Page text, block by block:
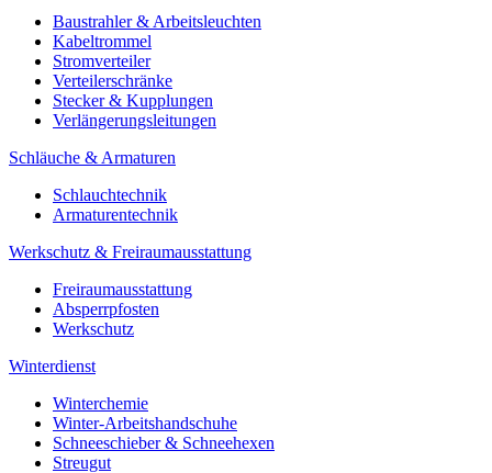
Baustrahler & Arbeitsleuchten
Kabeltrommel
Stromverteiler
Verteilerschränke
Stecker & Kupplungen
Verlängerungs­leitungen
Schläuche & Armaturen
Schlauchtechnik
Armaturentechnik
Werkschutz & Freiraumausstattung
Freiraumausstattung
Absperrpfosten
Werkschutz
Winterdienst
Winterchemie
Winter-Arbeitshandschuhe
Schneeschieber & Schneehexen
Streugut